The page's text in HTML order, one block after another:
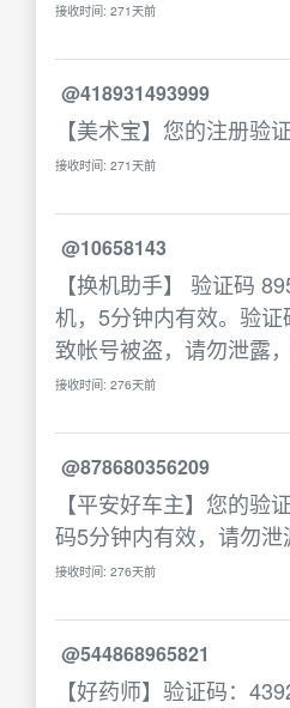
接收时间: 271天前
@418931493999
【美术宝】您的注册验
接收时间: 271天前
@10658143
【换机助手】 验证码
机，5分钟内有效。验
致帐号被盗，请勿泄露
接收时间: 276天前
@878680356209
【平安好车主】您的验
码5分钟内有效，请勿泄
接收时间: 276天前
@544868965821
【好药师】验证码：